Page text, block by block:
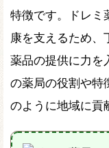
特徴です。ドレミ
康を支えるため、
薬品の提供に力を
の薬局の役割や特
のように地域に貢